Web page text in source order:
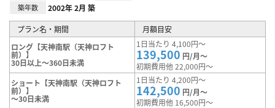
築年数 2002年 2月 築
プラン名・期間
月額目安
ロング【天神南駅（天神ロフト
前）】
30日以上～360日未満
1日当たり 4,100円～
139,500 円/月～
初期費用他 22,000円～
ショート【天神南駅（天神ロフト
前）】
～30日未満
1日当たり 4,200円～
142,500 円/月～
初期費用他 16,500円～